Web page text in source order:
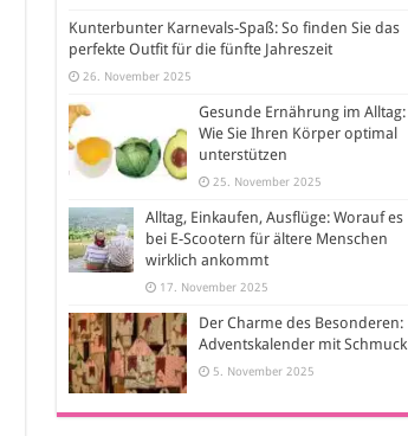
Kunterbunter Karnevals-Spaß: So finden Sie das
perfekte Outfit für die fünfte Jahreszeit
26. November 2025
Gesunde Ernährung im Alltag:
Wie Sie Ihren Körper optimal
unterstützen
25. November 2025
Alltag, Einkaufen, Ausflüge: Worauf es
bei E-Scootern für ältere Menschen
wirklich ankommt
17. November 2025
Der Charme des Besonderen:
Adventskalender mit Schmuck
5. November 2025